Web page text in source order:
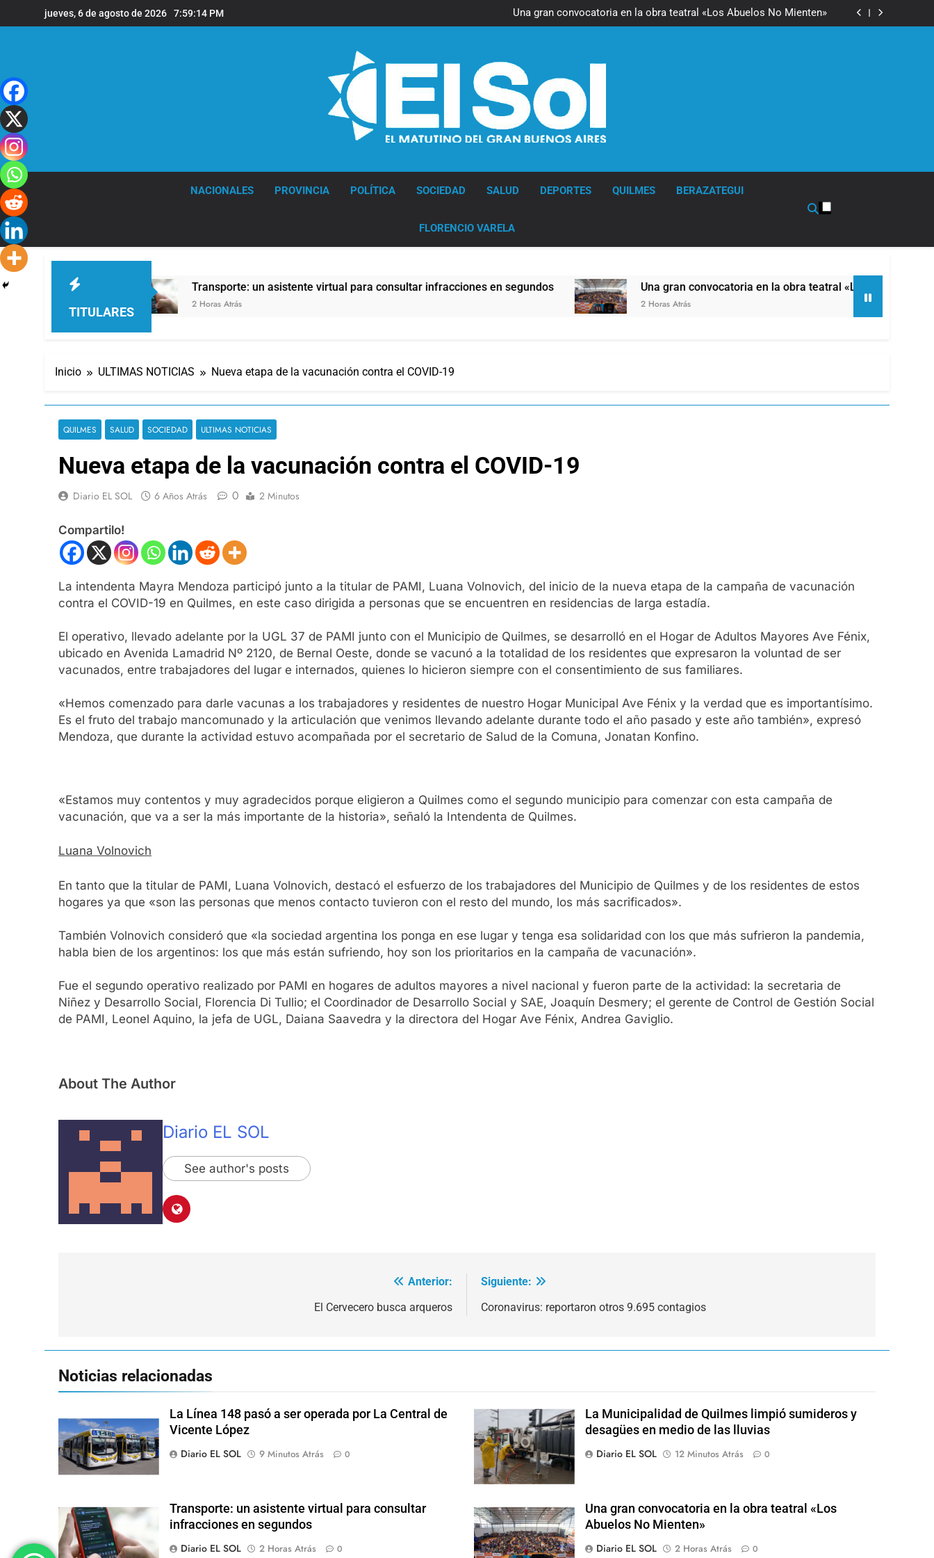
al
jueves, 6 de agosto de 2026 7:59:15 PM
Una gran convocatoria en la obra teatral «Los Abuelos No Mienten»
La Línea 148 pasó a ser operada por La Central de Vicente López
Una gran convocatoria en la obra teatral «Los Abuelos No Mienten»
NACIONALES PROVINCIA POLÍTICA SOCIEDAD SALUD DEPORTES QUILMES BERAZATEGUI
FLORENCIO VARELA
TITULARES
las lluvias Transporte: un asistente virtual para consultar infracciones en segundos
2 Horas Atrás
Una gran convocatoria en la obra teatral «Los Abuelos No Mienten»
2 Horas Atrás
Inicio ULTIMAS NOTICIAS Nueva etapa de la vacunación contra el COVID-19
QUILMES SALUD SOCIEDAD ULTIMAS NOTICIAS
Nueva etapa de la vacunación contra el COVID-19
Diario EL SOL 6 Años Atrás 0 2 Minutos
Compartilo!
La intendenta Mayra Mendoza participó junto a la titular de PAMI, Luana Volnovich, del inicio de la nueva etapa de la campaña de vacunación
contra el COVID-19 en Quilmes, en este caso dirigida a personas que se encuentren en residencias de larga estadía.
El operativo, llevado adelante por la UGL 37 de PAMI junto con el Municipio de Quilmes, se desarrolló en el Hogar de Adultos Mayores Ave Fénix,
ubicado en Avenida Lamadrid Nº 2120, de Bernal Oeste, donde se vacunó a la totalidad de los residentes que expresaron la voluntad de ser
vacunados, entre trabajadores del lugar e internados, quienes lo hicieron siempre con el consentimiento de sus familiares.
«Hemos comenzado para darle vacunas a los trabajadores y residentes de nuestro Hogar Municipal Ave Fénix y la verdad que es importantísimo.
Es el fruto del trabajo mancomunado y la articulación que venimos llevando adelante durante todo el año pasado y este año también», expresó
Mendoza, que durante la actividad estuvo acompañada por el secretario de Salud de la Comuna, Jonatan Konfino.
«Estamos muy contentos y muy agradecidos porque eligieron a Quilmes como el segundo municipio para comenzar con esta campaña de
vacunación, que va a ser la más importante de la historia», señaló la Intendenta de Quilmes.
Luana Volnovich
En tanto que la titular de PAMI, Luana Volnovich, destacó el esfuerzo de los trabajadores del Municipio de Quilmes y de los residentes de estos
hogares ya que «son las personas que menos contacto tuvieron con el resto del mundo, los más sacrificados».
También Volnovich consideró que «la sociedad argentina los ponga en ese lugar y tenga esa solidaridad con los que más sufrieron la pandemia,
habla bien de los argentinos: los que más están sufriendo, hoy son los prioritarios en la campaña de vacunación».
Fue el segundo operativo realizado por PAMI en hogares de adultos mayores a nivel nacional y fueron parte de la actividad: la secretaria de
Niñez y Desarrollo Social, Florencia Di Tullio; el Coordinador de Desarrollo Social y SAE, Joaquín Desmery; el gerente de Control de Gestión Social
de PAMI, Leonel Aquino, la jefa de UGL, Daiana Saavedra y la directora del Hogar Ave Fénix, Andrea Gaviglio.
About The Author
Diario EL SOL
See author's posts
Anterior:
El Cervecero busca arqueros
Siguiente:
Coronavirus: reportaron otros 9.695 contagios
Noticias relacionadas
La Línea 148 pasó a ser operada por La Central de
Vicente López
Diario EL SOL
9 Minutos Atrás 0
La Municipalidad de Quilmes limpió sumideros y
desagües en medio de las lluvias
Diario EL SOL
12 Minutos Atrás 0
Transporte: un asistente virtual para consultar
infracciones en segundos
Diario EL SOL
2 Horas Atrás 0
Una gran convocatoria en la obra teatral «Los
Abuelos No Mienten»
Diario EL SOL
2 Horas Atrás 0